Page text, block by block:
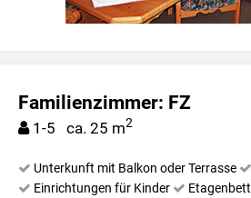
Familienzimmer: FZ
1-5 ca. 25 m2
Unterkunft mit Balkon oder Terrasse
Einrichtungen für Kinder
Etagenbett